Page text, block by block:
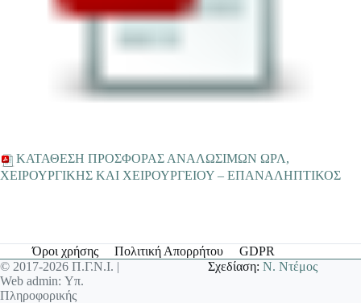
ΚΑΤΑΘΕΣΗ ΠΡΟΣΦΟΡΑΣ ΑΝΑΛΩΣΙΜΩΝ ΩΡΛ,
ΧΕΙΡΟΥΡΓΙΚΗΣ ΚΑΙ ΧΕΙΡΟΥΡΓΕΙΟΥ – ΕΠΑΝΑΛΗΠΤΙΚΟΣ
Όροι χρήσης Πολιτική Απορρήτου
GDPR
© 2017-2026 Π.Γ.Ν.Ι. |
Web admin: Υπ.
Πληροφορικής
Σχεδίαση:Ν. Ντέμος